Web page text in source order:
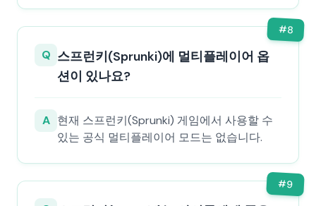
#8
Q 스프런키(Sprunki)에 멀티플레이어 옵
션이 있나요?
A 현재 스프런키(Sprunki) 게임에서 사용할 수
있는 공식 멀티플레이어 모드는 없습니다.
#9